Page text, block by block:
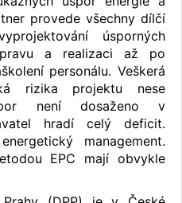
provede všechny dílčí
úsporných
a realizaci až po
personálu. Veškerá
rizika projektu nese
není dosaženo v
hradí celý deficit.
management.
EPC mají obvykle